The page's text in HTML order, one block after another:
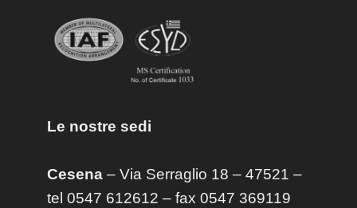
Le nostre sedi
Cesena– Via Serraglio 18 – 47521 –
tel 0547 612612 – fax 0547 369119